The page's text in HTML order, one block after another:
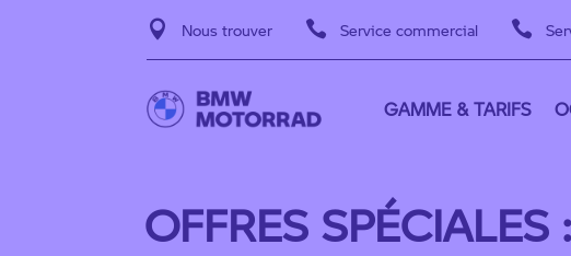
 Nous trouver  Service commercial 
GAMME & TARIFS
OFFRES